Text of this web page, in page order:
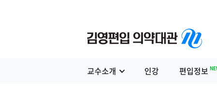
교수소개 인강 편입정보